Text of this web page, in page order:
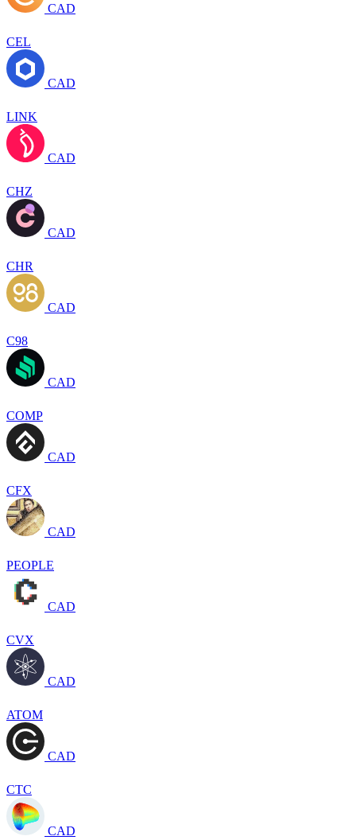
CAD
CEL
CAD
LINK
CAD
CHZ
CAD
CHR
CAD
C98
CAD
COMP
CAD
CFX
CAD
PEOPLE
CAD
CVX
CAD
ATOM
CAD
CTC
CAD